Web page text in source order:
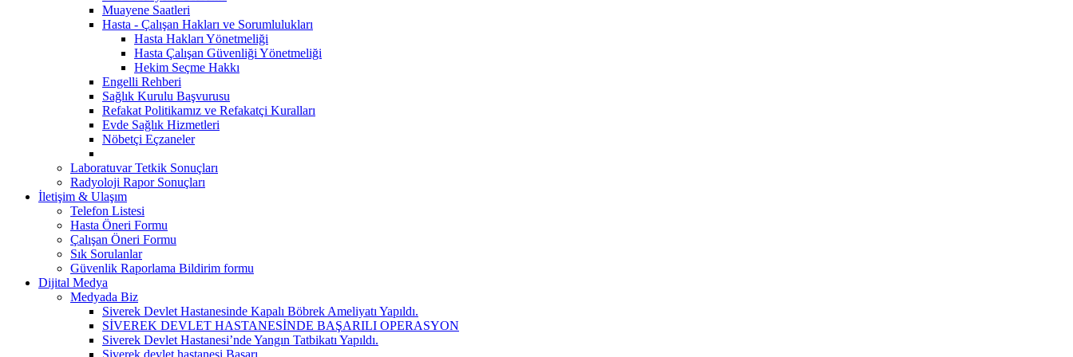
Muayene Saatleri
Hasta - Çalışan Hakları ve Sorumlulukları
Hasta Hakları Yönetmeliği
Hasta Çalışan Güvenliği Yönetmeliği
Hekim Seçme Hakkı
Engelli Rehberi
Sağlık Kurulu Başvurusu
Refakat Politikamız ve Refakatçi Kuralları
Evde Sağlık Hizmetleri
Nöbetçi Eçzaneler
Laboratuvar Tetkik Sonuçları
Radyoloji Rapor Sonuçları
İletişim & Ulaşım
Telefon Listesi
Hasta Öneri Formu
Çalışan Öneri Formu
Sık Sorulanlar
Güvenlik Raporlama Bildirim formu
Dijital Medya
Medyada Biz
Siverek Devlet Hastanesinde Kapalı Böbrek Ameliyatı Yapıldı.
SİVEREK DEVLET HASTANESİNDE BAŞARILI OPERASYON
Siverek Devlet Hastanesi’nde Yangın Tatbikatı Yapıldı.
Siverek devlet hastanesi Başarı